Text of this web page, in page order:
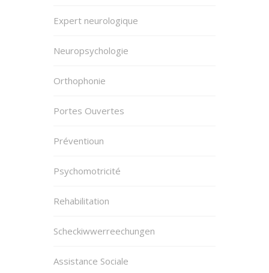
Expert neurologique
Neuropsychologie
Orthophonie
Portes Ouvertes
Préventioun
Psychomotricité
Rehabilitation
Scheckiwwerreechungen
Assistance Sociale